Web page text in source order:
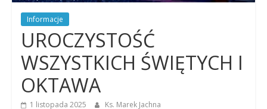
Informacje
UROCZYSTOŚĆ
WSZYSTKICH ŚWIĘTYCH I
OKTAWA
1 listopada 2025 Ks. Marek Jachna